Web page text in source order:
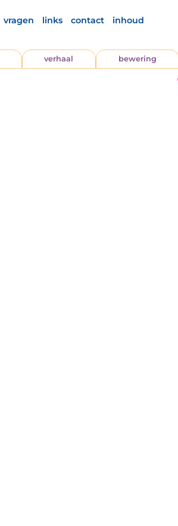
vragen links contact inhoud
verhaal bewering